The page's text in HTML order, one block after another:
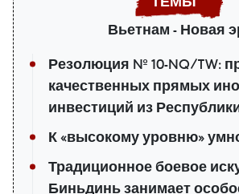
Вьетнам - Новая
Резолюция № 10-NQ/TW:
качественных прямых
инвестиций из
К «высокому уровню»
Традиционное боевое
Биньдинь занимает